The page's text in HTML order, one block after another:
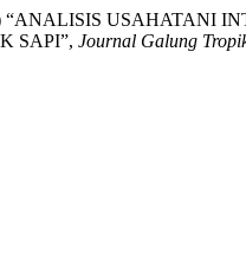
“ANALISIS USAHATANI
SAPI”, Journal Galung